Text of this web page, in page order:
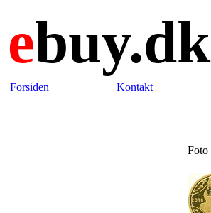
ebuy.dk
Forsiden Kontakt
Foto